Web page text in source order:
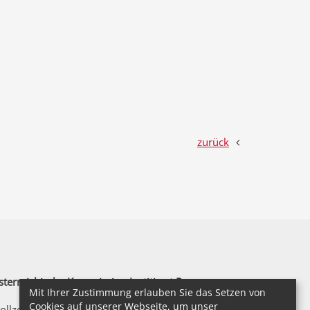
zurück
Kommission Iustitia et Pax
Mit Ihrer Zustimmung erlauben Sie das Setzen von
Cookies auf unserer Webseite, um unser